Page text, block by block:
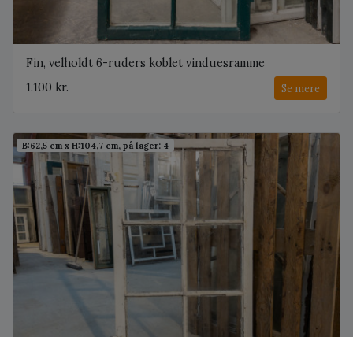
Fin, velholdt 6-ruders koblet vinduesramme
1.100 kr.
Se mere
B:62,5 cm x H:104,7 cm, på lager: 4